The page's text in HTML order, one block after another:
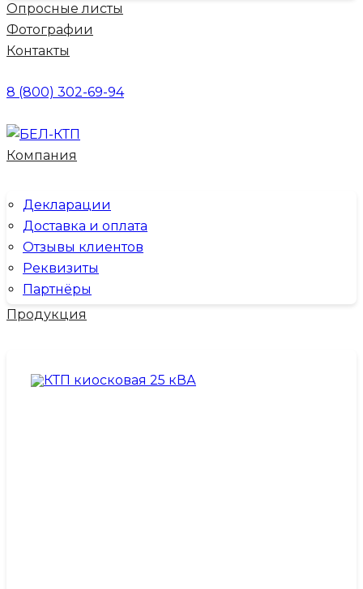
Опросные листы
Фотографии
Контакты
8 (800) 302-69-94
Компания
Декларации
Доставка и оплата
Отзывы клиентов
Реквизиты
Партнёры
Продукция